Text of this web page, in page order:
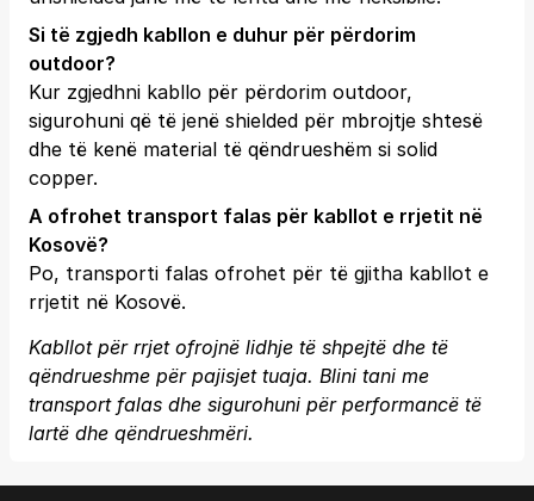
Si të zgjedh kabllon e duhur për përdorim
outdoor?
Kur zgjedhni kabllo për përdorim outdoor,
sigurohuni që të jenë shielded për mbrojtje shtesë
dhe të kenë material të qëndrueshëm si solid
copper.
A ofrohet transport falas për kabllot e rrjetit në
Kosovë?
Po, transporti falas ofrohet për të gjitha kabllot e
rrjetit në Kosovë.
Kabllot për rrjet ofrojnë lidhje të shpejtë dhe të
qëndrueshme për pajisjet tuaja. Blini tani me
transport falas dhe sigurohuni për performancë të
lartë dhe qëndrueshmëri.